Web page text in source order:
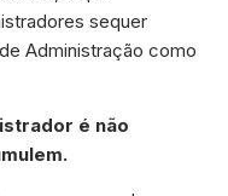
sequer
Administração como
é não